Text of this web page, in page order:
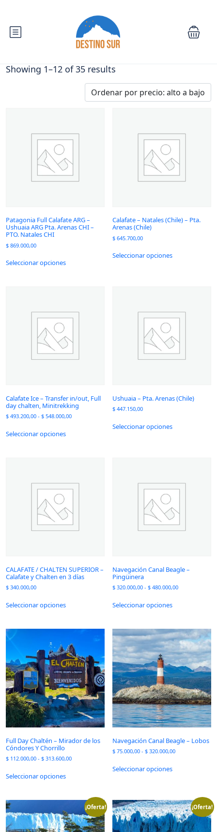
Showing 1–12 of 35 results
Patagonia Full Calafate ARG –
Ushuaia ARG Pta. Arenas CHI –
PTO. Natales CHI
$ 869.000,00
Seleccionar opciones
Calafate – Natales (Chile) – Pta.
Arenas (Chile)
$ 645.700,00
Seleccionar opciones
Calafate Ice – Transfer in/out, Full
day chalten, Minitrekking
$ 493.200,00 - $ 548.000,00
Seleccionar opciones
Ushuaia – Pta. Arenas (Chile)
$ 447.150,00
Seleccionar opciones
CALAFATE / CHALTEN SUPERIOR –
Calafate y Chalten en 3 días
$ 340.000,00
Seleccionar opciones
Navegación Canal Beagle –
Pingüinera
$ 320.000,00 - $ 480.000,00
Seleccionar opciones
Full Day Chaltén – Mirador de los
Cóndores Y Chorrillo
$ 112.000,00 - $ 313.600,00
Seleccionar opciones
Navegación Canal Beagle – Lobos
$ 75.000,00 - $ 320.000,00
Seleccionar opciones
¡Oferta! ¡Oferta!